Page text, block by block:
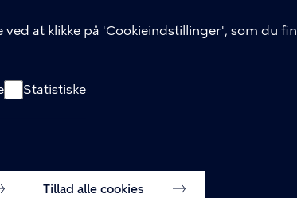
ved at klikke på 'Cookieindstillinger', som du
Statistiske
Tillad alle cookies
Hvis du vil